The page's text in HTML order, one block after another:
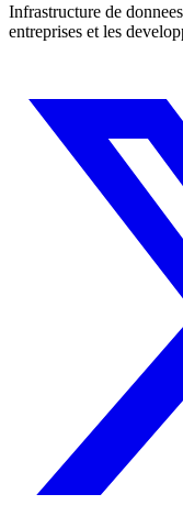
Infrastructure de
entreprises et les